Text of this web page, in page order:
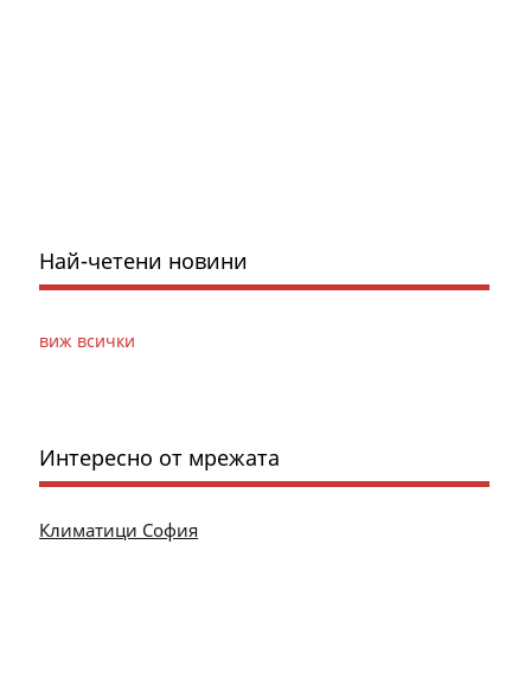
Най-четени новини
виж всички
Интересно от мрежата
Климатици София